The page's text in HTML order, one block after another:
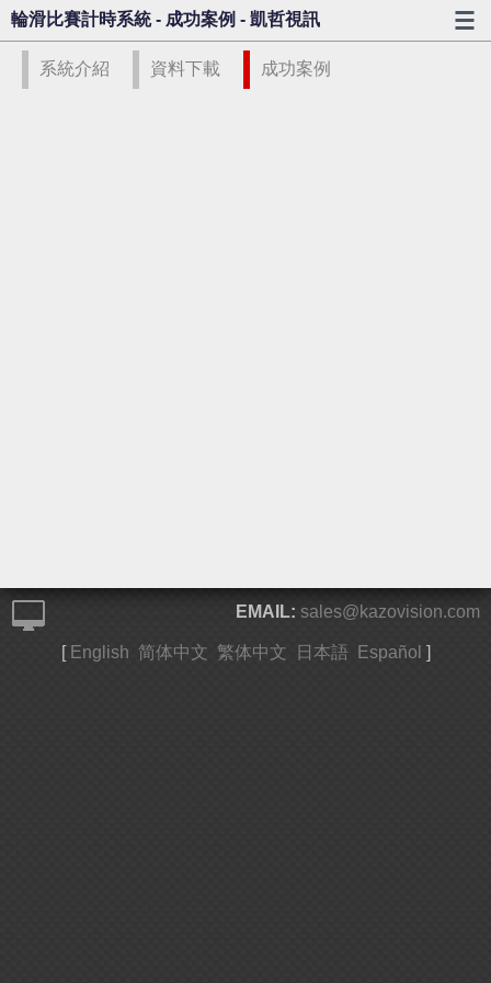
輪滑比賽計時系統 - 成功案例 - 凱哲視訊
系統介紹 資料下載 成功案例
EMAIL: sales@kazovision.com
[ English 简体中文 繁体中文 日本語 Español ]